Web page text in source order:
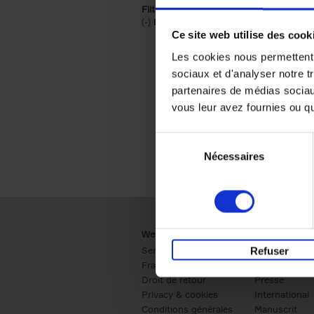
Ce site web utilise des
Les cookies nous
sociaux et d'analyser notre
partenaires de médias
vous leur avez fournies ou
Nécessaires
Refuser
Filtrer sur une catégorie racine
(-) Remove Économie & Management
Économie & Management
Webshop
Service clients
Frais de livraison
Droit de retour
Privacy & cookies
Conditions générales
Ventes
Presse
International
Manuscrit